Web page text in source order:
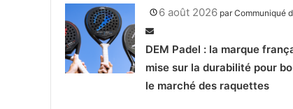
6 août 2026 parCommuniqué
DEM Padel : la marque
mise sur la durabilité pour
le marché des raquettes